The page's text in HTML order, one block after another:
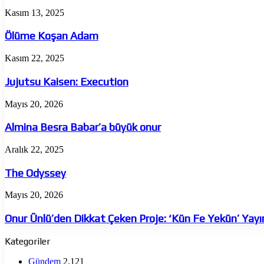
Ölüme
Adam
Kasım 13, 2025
Ölüme Koşan Adam
Jujutsu
Execution
Kasım 22, 2025
Jujutsu Kaisen: Execution
Almina
Babar’a
büyük
onur
Mayıs 20, 2026
Almina Besra Babar’a büyük onur
The
Aralık 22, 2025
The Odyssey
Onur
Dikkat
Çeken
Proje:
‘Kün
Mayıs 20, 2026
Onur Ünlü’den Dikkat Çeken Proje: ‘Kün Fe Yekün’
Kategoriler
Gündem 2.121